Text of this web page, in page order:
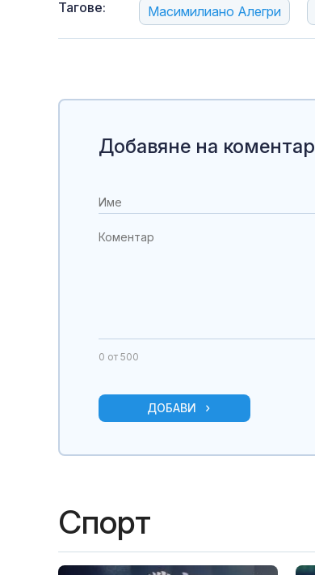
Тагове: Масимилиано Алегри
Добавяне на коментар
0 от 500
ДОБАВИ
Спорт